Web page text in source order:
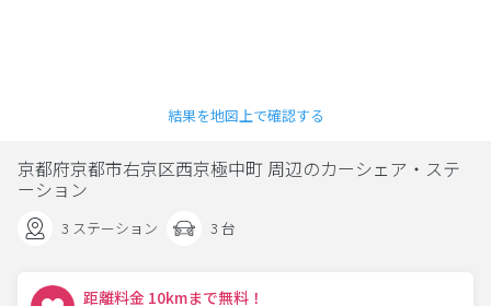
結果を地図上で確認する
京都府京都市右京区西京極中町 周辺のカーシェア・ステ
ーション
3 ステーション 3 台
距離料金 10kmまで無料！